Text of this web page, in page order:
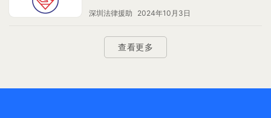
深圳法律援助 2024年10月3日
查看更多